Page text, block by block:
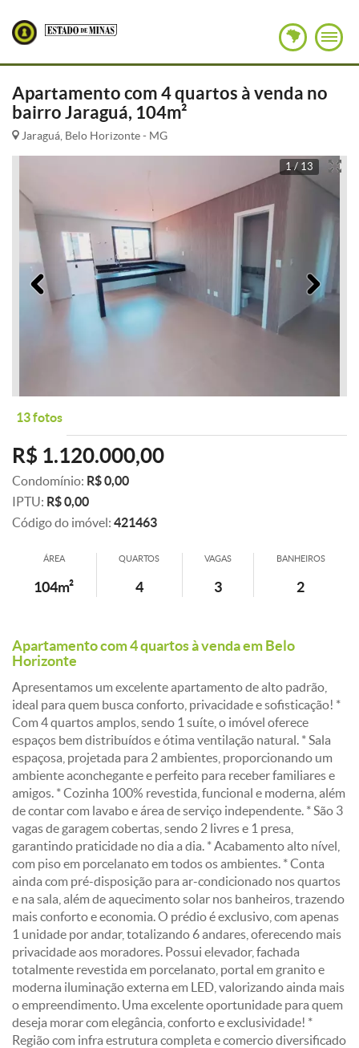
Apartamento com 4 quartos à venda no
bairro Jaraguá, 104m²
Jaraguá, Belo Horizonte - MG
1 / 13
Anterior
13 fotos
R$ 1.120.000,00
Condomínio: R$ 0,00
IPTU: R$ 0,00
Código do imóvel: 421463
ÁREA
104m²
QUARTOS
4
VAGAS
3
BANHEIROS
2
Apartamento com 4 quartos à venda em Belo
Horizonte
Apresentamos um excelente apartamento de alto padrão,
ideal para quem busca conforto, privacidade e sofisticação! *
Com 4 quartos amplos, sendo 1 suíte, o imóvel oferece
espaços bem distribuídos e ótima ventilação natural. * Sala
espaçosa, projetada para 2 ambientes, proporcionando um
ambiente aconchegante e perfeito para receber familiares e
amigos. * Cozinha 100% revestida, funcional e moderna, além
de contar com lavabo e área de serviço independente. * São 3
vagas de garagem cobertas, sendo 2 livres e 1 presa,
garantindo praticidade no dia a dia. * Acabamento alto nível,
com piso em porcelanato em todos os ambientes. * Conta
ainda com pré-disposição para ar-condicionado nos quartos
e na sala, além de aquecimento solar nos banheiros, trazendo
mais conforto e economia. O prédio é exclusivo, com apenas
1 unidade por andar, totalizando 6 andares, oferecendo mais
privacidade aos moradores. Possui elevador, fachada
totalmente revestida em porcelanato, portal em granito e
moderna iluminação externa em LED, valorizando ainda mais
o empreendimento. Uma excelente oportunidade para quem
deseja morar com elegância, conforto e exclusividade! *
Região com infra estrutura completa e comercio diversificado